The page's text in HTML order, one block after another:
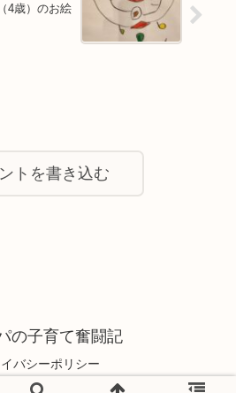
4歳）のお絵
トを書き込む
の子育て奮闘記
バシーポリシー